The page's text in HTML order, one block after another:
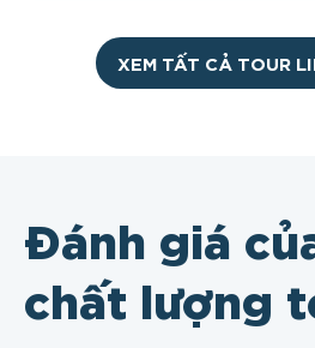
XEM TẤT CẢ TOUR
Đánh giá
chất lượng